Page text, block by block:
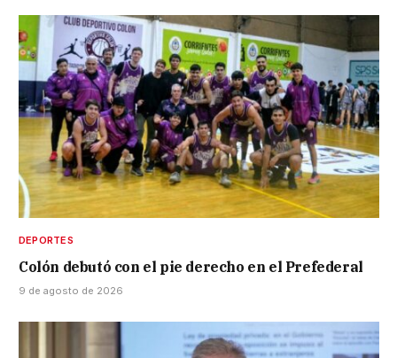
DEPORTES
Colón debutó con el pie derecho en el Prefederal
9 de agosto de 2026